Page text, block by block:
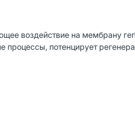
воздействие на мембрану
процессы, потенцирует